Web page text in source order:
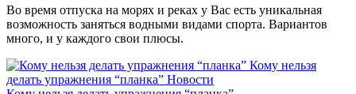
Во время отпуска на морях и реках у Вас есть уникальная
возможность заняться водными видами спорта. Вариантов
много, и у каждого свои плюсы.
Кому нельзя
делать упражнения “планка” Новости